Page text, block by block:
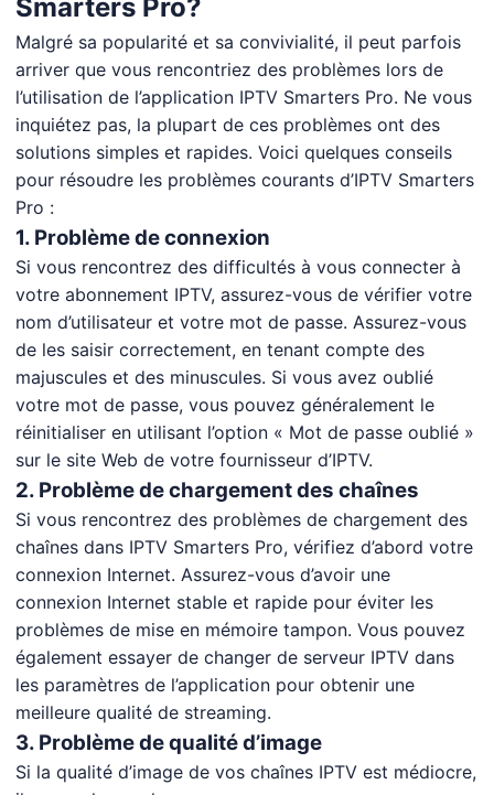
Smarters Pro?
Malgré sa popularité et sa convivialité, il peut parfois
arriver que vous rencontriez des problèmes lors de
l’utilisation de l’application IPTV Smarters Pro. Ne vous
inquiétez pas, la plupart de ces problèmes ont des
solutions simples et rapides. Voici quelques conseils
pour résoudre les problèmes courants d’IPTV Smarters
Pro :
1. Problème de connexion
Si vous rencontrez des difficultés à vous connecter à
votre abonnement IPTV, assurez-vous de vérifier votre
nom d’utilisateur et votre mot de passe. Assurez-vous
de les saisir correctement, en tenant compte des
majuscules et des minuscules. Si vous avez oublié
votre mot de passe, vous pouvez généralement le
réinitialiser en utilisant l’option « Mot de passe oublié »
sur le site Web de votre fournisseur d’IPTV.
2. Problème de chargement des chaînes
Si vous rencontrez des problèmes de chargement des
chaînes dans IPTV Smarters Pro, vérifiez d’abord votre
connexion Internet. Assurez-vous d’avoir une
connexion Internet stable et rapide pour éviter les
problèmes de mise en mémoire tampon. Vous pouvez
également essayer de changer de serveur IPTV dans
les paramètres de l’application pour obtenir une
meilleure qualité de streaming.
3. Problème de qualité d’image
Si la qualité d’image de vos chaînes IPTV est médiocre,